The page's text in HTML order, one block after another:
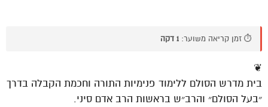
⏱️ זמן קריאה משוער: 1 דקה
❦
בית מדרש הסולם ללימוד פנימיות התורה וחכמת הקבלה בדרך
״בעל הסולם״ והרב״ש בראשות הרב אדם סיני.